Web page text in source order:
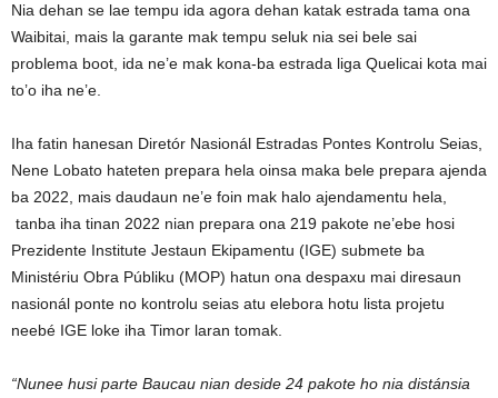
Nia dehan se lae tempu ida agora dehan katak estrada tama ona
Waibitai, mais la garante mak tempu seluk nia sei bele sai
problema boot, ida ne’e mak kona-ba estrada liga Quelicai kota mai
to’o iha ne’e.
Iha fatin hanesan Diretór Nasionál Estradas Pontes Kontrolu Seias,
Nene Lobato hateten prepara hela oinsa maka bele prepara ajenda
ba 2022, mais daudaun ne’e foin mak halo ajendamentu hela,
tanba iha tinan 2022 nian prepara ona 219 pakote ne’ebe hosi
Prezidente Institute Jestaun Ekipamentu (IGE) submete ba
Ministériu Obra Públiku (MOP) hatun ona despaxu mai diresaun
nasionál ponte no kontrolu seias atu elebora hotu lista projetu
neebé IGE loke iha Timor laran tomak.
“Nunee husi parte Baucau nian deside 24 pakote ho nia distánsia